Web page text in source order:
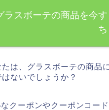
ラスボーテの商品を今
ち
は、グラスボーテの商品
ないでしょうか？
クーポンやクーポンコー